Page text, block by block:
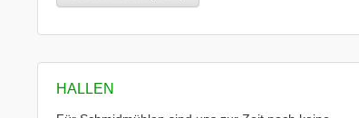
HALLEN